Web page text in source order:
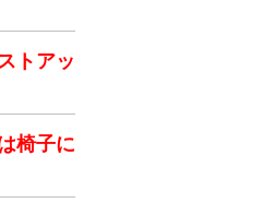
トアッ
椅子に